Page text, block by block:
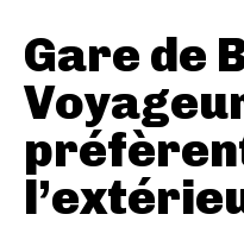
Gare de